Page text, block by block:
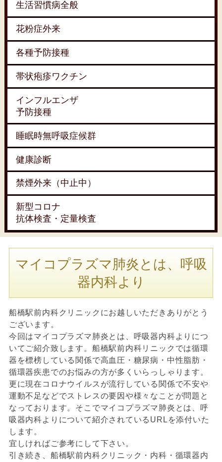
生活習慣病全般
花粉症外来
各種予防接種
帯状疱疹ワクチン
インフルエンザ
予防接種
睡眠時無呼吸症候群
健康診断
禁煙外来（中止中）
新型コロナ
抗体検査・定量検査
マイコプラズマ肺炎とは、呼吸
器内科より
船橋駅前内科クリニックにお越しいただきありがとう
ございます。
今回はマイコプラズマ肺炎とは、呼吸器内科よりにつ
いてご紹介致します。船橋駅前内科リニックでは循環
器を標榜している関係で高血圧・糖尿病・中性脂肪・
循環器疾患でのお悩みの方が多くいらっしゃります。
更に現在コロナウイルスが流行している関係で不安や
運動不足などでストレスの要因や様々なことが問題と
なっております。そこでマイコプラズマ肺炎とは、呼
吸器内科よりについて紹介されているURLを添付いた
します。
宜しければご参考にして下さい。
引き続き、船橋駅前内科クリニック・内科・循環器内